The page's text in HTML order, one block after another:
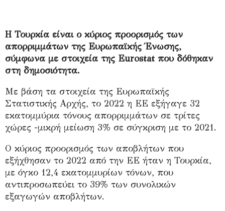
Η Τουρκία είναι ο κύριος προορισμός των
απορριμμάτων της Ευρωπαϊκής Ένωσης,
σύμφωνα με στοιχεία της Εurostat που δόθηκαν
στη δημοσιότητα.
Με βάση τα στοιχεία της Ευρωπαϊκής
Στατιστικής Αρχής, το 2022 η ΕΕ εξήγαγε 32
εκατομμύρια τόνους απορριμμάτων σε τρίτες
χώρες -μικρή μείωση 3% σε σύγκριση με το 2021.
Ο κύριος προορισμός των αποβλήτων που
εξήχθησαν το 2022 από την ΕΕ ήταν η Τουρκία,
με όγκο 12,4 εκατομμυρίων τόνων, που
αντιπροσωπεύει το 39% των συνολικών
εξαγωγών αποβλήτων.